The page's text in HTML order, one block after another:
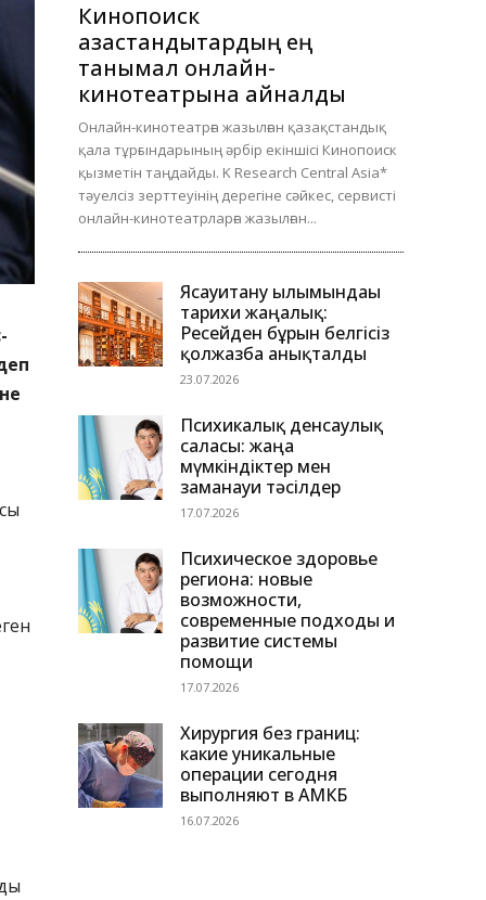
Кинопоиск
қазақстандықтардың ең
танымал онлайн-
кинотеатрына айналды
Онлайн-кинотеатрға жазылған қазақстандық
қала тұрғындарының әрбір екіншісі Кинопоиск
қызметін таңдайды. K Research Central Asia*
тәуелсіз зерттеуінің дерегіне сәйкес, сервисті
онлайн-кинотеатрларға жазылған...
Ясауитану ғылымындағы
тарихи жаңалық:
Ресейден бұрын белгісіз
қолжазба анықталды
23.07.2026
Психикалық денсаулық
саласы: жаңа
мүмкіндіктер мен
заманауи тәсілдер
17.07.2026
Психическое здоровье
региона: новые
возможности,
современные подходы и
развитие системы
помощи
17.07.2026
Хирургия без границ:
какие уникальные
операции сегодня
выполняют в АМКБ
16.07.2026